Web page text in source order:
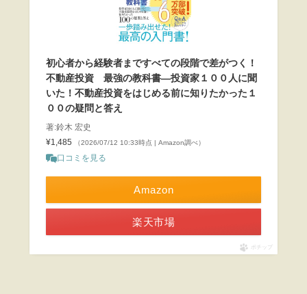
初心者から経験者まですべての段階で差がつく！
不動産投資 最強の教科書―投資家１００人に聞
いた！不動産投資をはじめる前に知りたかった１
００の疑問と答え
著:鈴木 宏史
¥1,485
（2026/07/12 10:33時点 | Amazon調べ）
口コミを見る
Amazon
楽天市場
ポチップ